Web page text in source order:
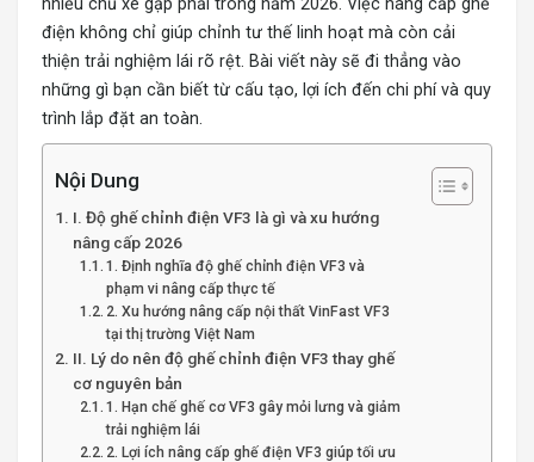
nhiều chủ xe gặp phải trong năm 2026. Việc nâng cấp ghế
điện không chỉ giúp chỉnh tư thế linh hoạt mà còn cải
thiện trải nghiệm lái rõ rệt. Bài viết này sẽ đi thẳng vào
những gì bạn cần biết từ cấu tạo, lợi ích đến chi phí và quy
trình lắp đặt an toàn.
Nội Dung
I. Độ ghế chỉnh điện VF3 là gì và xu hướng
nâng cấp 2026
1. Định nghĩa độ ghế chỉnh điện VF3 và
phạm vi nâng cấp thực tế
2. Xu hướng nâng cấp nội thất VinFast VF3
tại thị trường Việt Nam
II. Lý do nên độ ghế chỉnh điện VF3 thay ghế
cơ nguyên bản
1. Hạn chế ghế cơ VF3 gây mỏi lưng và giảm
trải nghiệm lái
2. Lợi ích nâng cấp ghế điện VF3 giúp tối ưu